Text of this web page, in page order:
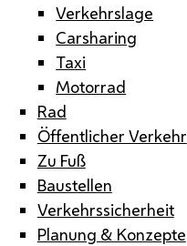
Verkehrslage
Carsharing
Taxi
Motorrad
Rad
Öffentlicher Verkehr
Zu Fuß
Baustellen
Verkehrssicherheit
Planung & Konzepte